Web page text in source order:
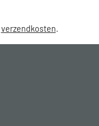
verzendkosten.